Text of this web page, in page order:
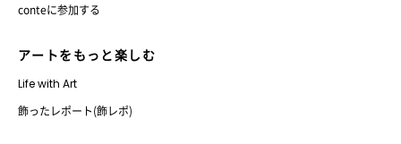
conteに参加する
アートをもっと楽しむ
Life with Art
飾ったレポート(飾レポ)